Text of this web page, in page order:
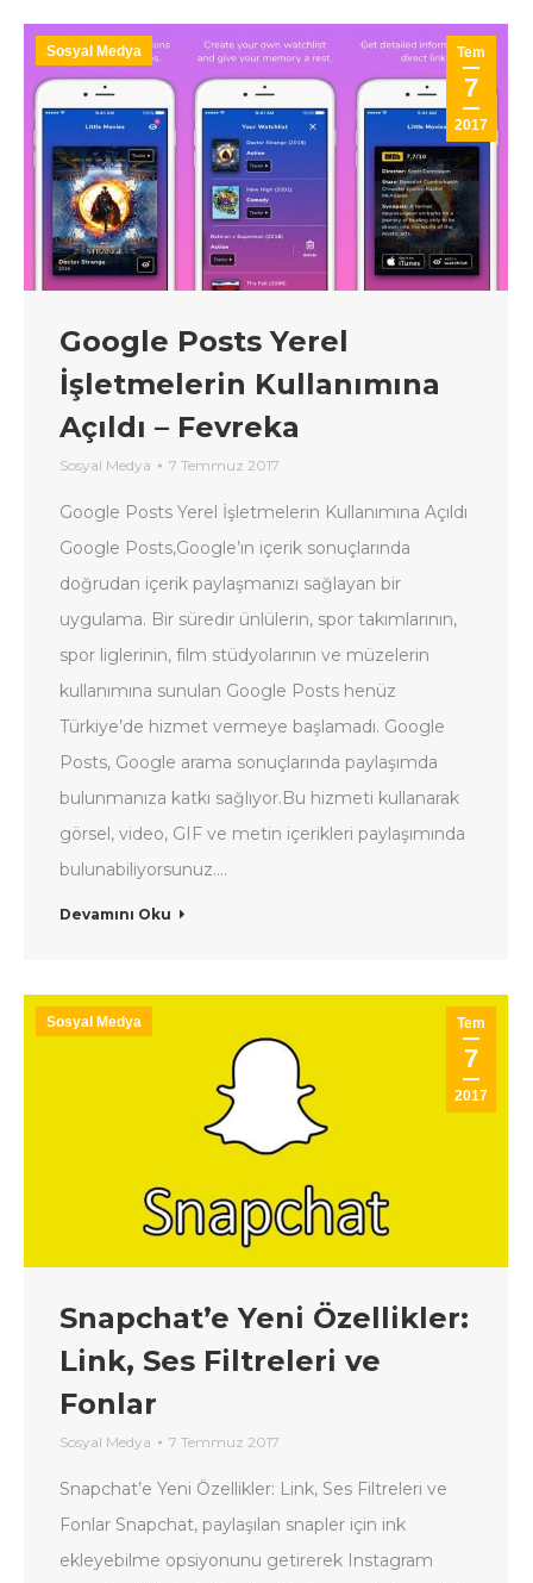
Tem
7
2017
Sosyal Medya
Google Posts Yerel
İşletmelerin Kullanımına
Açıldı – Fevreka
Sosyal Medya 7 Temmuz 2017
Google Posts Yerel İşletmelerin Kullanımına Açıldı
Google Posts,Google’ın içerik sonuçlarında
doğrudan içerik paylaşmanızı sağlayan bir
uygulama. Bir süredir ünlülerin, spor takımlarının,
spor liglerinin, film stüdyolarının ve müzelerin
kullanımına sunulan Google Posts henüz
Türkiye’de hizmet vermeye başlamadı. Google
Posts, Google arama sonuçlarında paylaşımda
bulunmanıza katkı sağlıyor.Bu hizmeti kullanarak
görsel, video, GIF ve metin içerikleri paylaşımında
bulunabiliyorsunuz.…
Devamını Oku
Tem
7
2017
Sosyal Medya
Snapchat’e Yeni Özellikler:
Link, Ses Filtreleri ve
Fonlar
Sosyal Medya 7 Temmuz 2017
Snapchat’e Yeni Özellikler: Link, Ses Filtreleri ve
Fonlar Snapchat, paylaşılan snapler için ink
ekleyebilme opsiyonunu getirerek Instagram